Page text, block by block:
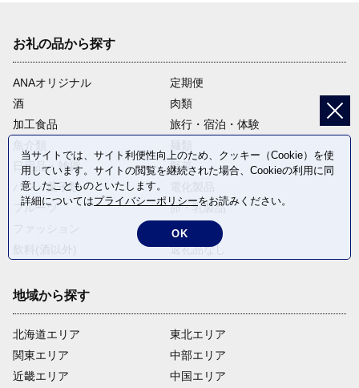
お礼の品から探す
ANAオリジナル
定期便
酒
肉類
加工食品
旅行・宿泊・体験
日用品・雑貨
野菜
パン・菓子類
フルーツ
卵・乳製品
米・穀物
返礼品なし
地域から探す
北海道エリア
関東エリア
近畿エリア
東北エリア
中部エリア
中国エリア
当サイトでは、サイト利便性向上のため、クッキー（Cookie）を使
用しています。サイトの閲覧を継続された場合、Cookieの利用に同
意したことものといたします。
詳細についてはプライバシーポリシーをお読みください。
OK